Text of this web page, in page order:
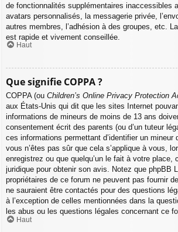
de fonctionnalités supplémentaires inaccessibles
avatars personnalisés, la messagerie privée,
autres membres, l’adhésion à des groupes, etc.
est rapide et vivement conseillée.
Haut
Que signifie COPPA ?
COPPA (ou Children’s Online Privacy Protection
aux États-Unis qui dit que les sites Internet
informations de mineurs de moins de 13 ans
consentement écrit des parents (ou d’un tuteur
ces informations permettant d’identifier un mineur
vous n’êtes pas sûr que cela s’applique à vous,
enregistrez ou que quelqu’un le fait à votre place,
juridique pour obtenir son avis. Notez que phpBB
propriétaires de ce forum ne peuvent pas fournir
ne sauraient être contactés pour des questions
à l’exception de celles mentionnées dans la
les abus ou les questions légales concernant ce
Haut